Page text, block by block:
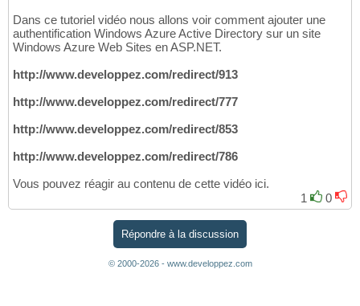
Dans ce tutoriel vidéo nous allons voir comment ajouter une
authentification Windows Azure Active Directory sur un site
Windows Azure Web Sites en ASP.NET.
http://www.developpez.com/redirect/913
http://www.developpez.com/redirect/777
http://www.developpez.com/redirect/853
http://www.developpez.com/redirect/786
Vous pouvez réagir au contenu de cette vidéo ici.
1
0
Répondre à la discussion
© 2000-2026 - www.developpez.com